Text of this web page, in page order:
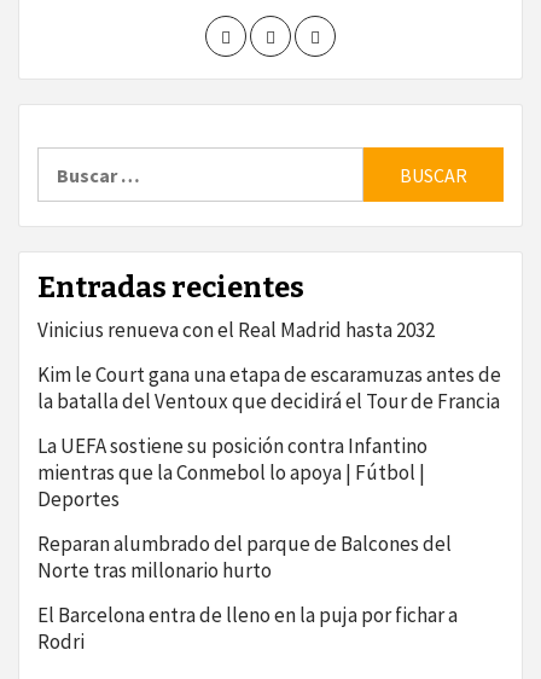
Entradas recientes
Vinicius renueva con el Real Madrid hasta 2032
Kim le Court gana una etapa de escaramuzas antes de
la batalla del Ventoux que decidirá el Tour de Francia
La UEFA sostiene su posición contra Infantino
mientras que la Conmebol lo apoya | Fútbol |
Deportes
Reparan alumbrado del parque de Balcones del
Norte tras millonario hurto
El Barcelona entra de lleno en la puja por fichar a
Rodri